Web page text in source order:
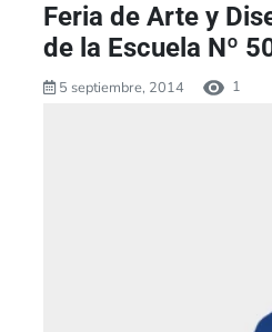
Feria de Arte y
de la Escuela Nº
5 septiembre, 2014 1